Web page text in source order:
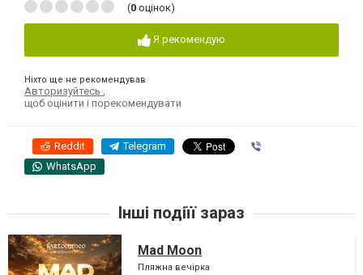
(0 оцінок)
Я рекомендую
Ніхто ще не рекомендував
Авторизуйтесь
щоб оцінити і порекомендувати
Reddit Telegram
WhatsApp
Інші подіїї зараз
Mad Moon
Пляжна вечірка